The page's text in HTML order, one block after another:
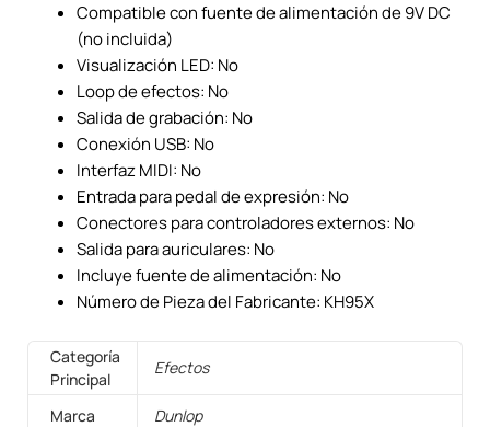
Compatible con fuente de alimentación de 9V DC
(no incluida)
Visualización LED: No
Loop de efectos: No
Salida de grabación: No
Conexión USB: No
Interfaz MIDI: No
Entrada para pedal de expresión: No
Conectores para controladores externos: No
Salida para auriculares: No
Incluye fuente de alimentación: No
Número de Pieza del Fabricante: KH95X
Categoría
Principal
Efectos
Marca Dunlop